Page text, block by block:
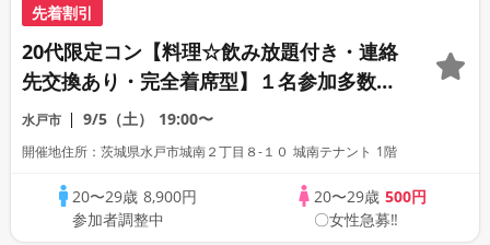
先着割引
20代限定コン【料理☆飲み放題付き・連絡
先交換あり・完全着席型】１名参加多数・
初参加も大歓迎☆プレイワークス主催☆
水戸市 9/5（土） 19:00〜
開催地住所：茨城県水戸市城南２丁目８-１０ 城南テナント 1階
20〜29歳 8,900円
参加者調整中
20〜29歳 500円
〇女性急募‼